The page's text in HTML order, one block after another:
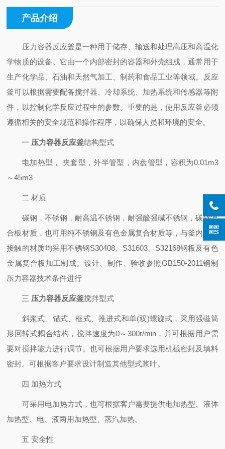
产品介绍
压力容器反应釜是一种用于储存、输送和处理高压和高温化
学物质的设备。它由一个内部密封的容器和外壳组成，通常用于
生产化学品、石油和天然气加工、制药和食品工业等领域。反应
釜可以根据需要配备搅拌器、冷却系统、加热系统和传感器等附
件，以控制化学反应过程中的参数。重要的是，使用反应釜必须
遵循相关的安全规范和操作程序，以确保人员和环境的安全。
一 压力容器反应釜结构型式
电加热型， 夹套型，外半管型，内盘管型，容积为0.01m3
～45m3
二 材质
碳钢，不锈钢，耐高温不锈钢，耐强酸强碱不锈钢，碳钢复
合板材质，也可用纯不锈钢及有色金属复合材质等，与釜内物料
接触的材质均采用不锈钢S30408、S31603、S32168钢板及有色
金属复合板加工制成。设计、制作、验收参照GB150-2011钢制
压力容器技术条件进行
三 压力容器反应釜搅拌型式
斜浆式、锚式、框式、推进式和单(双)螺旋式，采用强磁筒
形回转式耦合结构，搅拌速度为0～300r/min，并可根据用户需
要对搅拌能力进行调节。也可根据用户要求选用机械密封及填料
密封。可根据客户要求设计制造其他型式浆叶。
四 加热方式
可采用电加热方式，也可根据客户需要提供电加热型、液体
加热型、电、液两用加热型、蒸汽加热。
五 安全性